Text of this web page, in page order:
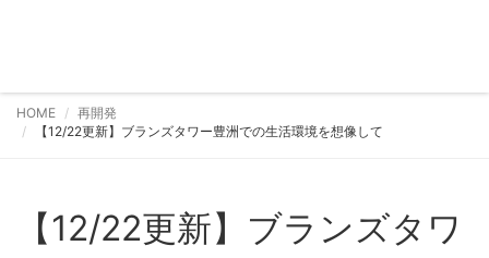
HOME
再開発
【12/22更新】ブランズタワー豊洲での生活環境を想像して
【12/22更新】ブランズタワ